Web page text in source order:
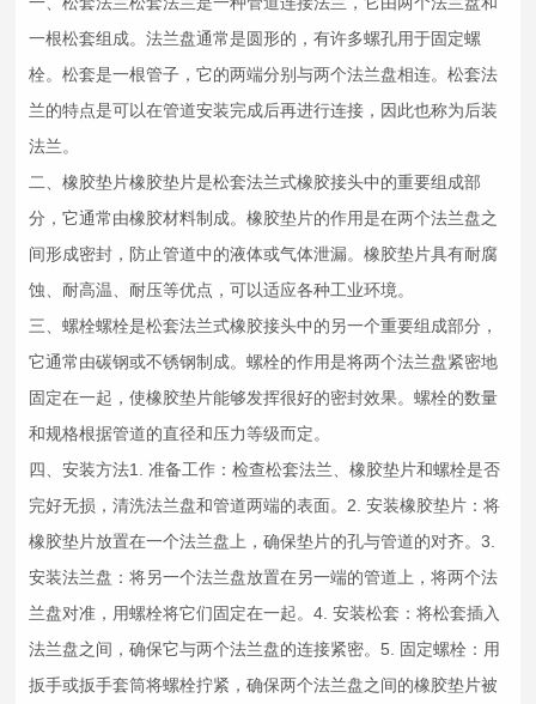
一根松套组成。法兰盘通常是圆形的，有许多螺孔用于固定螺
栓。松套是一根管子，它的两端分别与两个法兰盘相连。松套法
兰的特点是可以在管道安装完成后再进行连接，因此也称为后装
法兰。
二、橡胶垫片橡胶垫片是松套法兰式橡胶接头中的重要组成部
分，它通常由橡胶材料制成。橡胶垫片的作用是在两个法兰盘之
间形成密封，防止管道中的液体或气体泄漏。橡胶垫片具有耐腐
蚀、耐高温、耐压等优点，可以适应各种工业环境。
三、螺栓螺栓是松套法兰式橡胶接头中的另一个重要组成部分，
它通常由碳钢或不锈钢制成。螺栓的作用是将两个法兰盘紧密地
固定在一起，使橡胶垫片能够发挥很好的密封效果。螺栓的数量
和规格根据管道的直径和压力等级而定。
四、安装方法1. 准备工作：检查松套法兰、橡胶垫片和螺栓是否
完好无损，清洗法兰盘和管道两端的表面。2. 安装橡胶垫片：将
橡胶垫片放置在一个法兰盘上，确保垫片的孔与管道的对齐。3.
安装法兰盘：将另一个法兰盘放置在另一端的管道上，将两个法
兰盘对准，用螺栓将它们固定在一起。4. 安装松套：将松套插入
法兰盘之间，确保它与两个法兰盘的连接紧密。5. 固定螺栓：用
扳手或扳手套筒将螺栓拧紧，确保两个法兰盘之间的橡胶垫片被